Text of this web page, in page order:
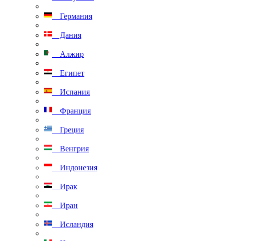
Германия
Дания
Алжир
Египет
Испания
Франция
Греция
Венгрия
Индонезия
Ирак
Иран
Исландия